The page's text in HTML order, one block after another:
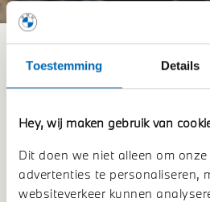
Toestemming Details
Hey, wij maken gebruik van
Dit doen we niet alleen om
advertenties te personaliseren,
websiteverkeer kunnen
INTERIEUR
Het interieur van de BMW i5
verwarmde voorstoelen, wordt
de slimme Parking Assistant en
een indrukwekkende
Kardon HiFi-